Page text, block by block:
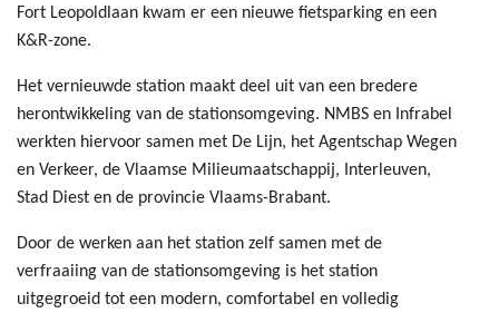
Fort Leopoldlaan kwam er een nieuwe fietsparking en een
K&R-zone.
Het vernieuwde station maakt deel uit van een bredere
herontwikkeling van de stationsomgeving. NMBS en Infrabel
werkten hiervoor samen met De Lijn, het Agentschap Wegen
en Verkeer, de Vlaamse Milieumaatschappij, Interleuven,
Stad Diest en de provincie Vlaams-Brabant.
Door de werken aan het station zelf samen met de
verfraaiing van de stationsomgeving is het station
uitgegroeid tot een modern, comfortabel en volledig